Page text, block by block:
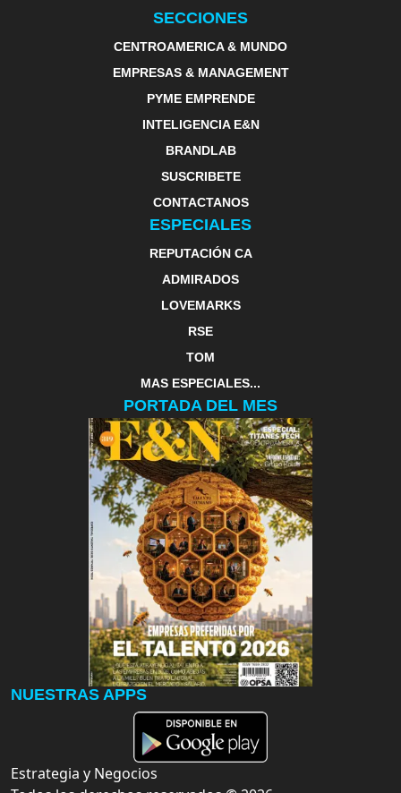
SECCIONES
CENTROAMERICA & MUNDO
EMPRESAS & MANAGEMENT
PYME EMPRENDE
INTELIGENCIA E&N
BRANDLAB
SUSCRIBETE
CONTACTANOS
ESPECIALES
REPUTACIÓN CA
ADMIRADOS
LOVEMARKS
RSE
TOM
MAS ESPECIALES...
PORTADA DEL MES
NUESTRAS APPS
Estrategia y Negocios